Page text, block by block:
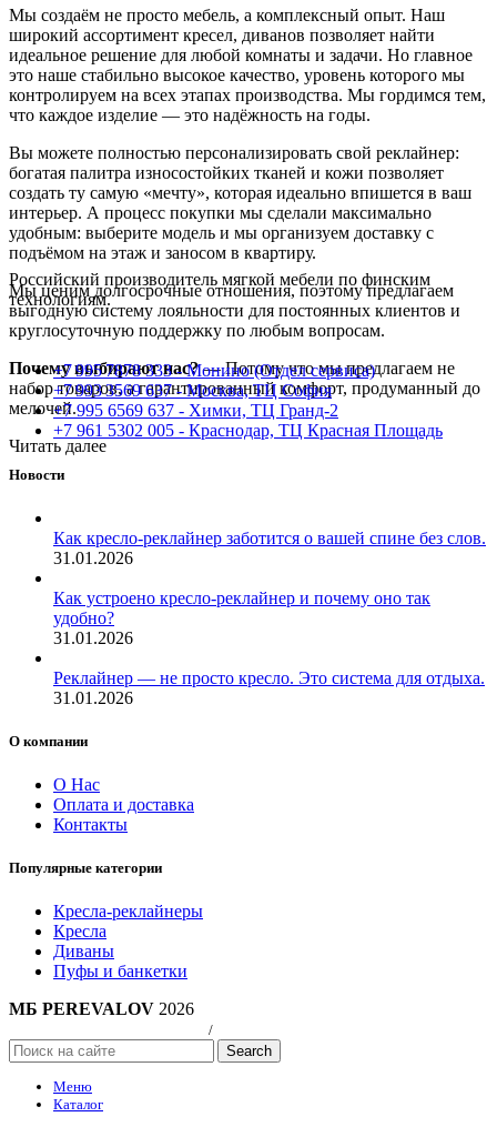
Мы создаём не просто мебель, а комплексный опыт. Наш
широкий ассортимент кресел, диванов позволяет найти
идеальное решение для любой комнаты и задачи. Но главное
это наше стабильно высокое качество, уровень которого мы
контролируем на всех этапах производства. Мы гордимся тем,
что каждое изделие — это надёжность на годы.
Вы можете полностью персонализировать свой реклайнер:
богатая палитра износостойких тканей и кожи позволяет
создать ту самую «мечту», которая идеально впишется в ваш
интерьер. А процесс покупки мы сделали максимально
удобным: выберите модель и мы организуем доставку с
подъёмом на этаж и заносом в квартиру.
Мы ценим долгосрочные отношения, поэтому предлагаем
выгодную систему лояльности для постоянных клиентов и
круглосуточную поддержку по любым вопросам.
Почему выбирают нас?— Потому что мы предлагаем не
набор товаров, а гарантированный комфорт, продуманный до
мелочей.
Читать далее
Российский производитель мягкой мебели по финским
технологиям.
+7 995 7878 333 - Монино (Отдел сервиса)
+7 993 3569 637 - Москва, ТЦ София
+7 995 6569 637 - Химки, ТЦ Гранд-2
+7 961 5302 005 - Краснодар, ТЦ Красная Площадь
Новости
Как кресло-реклайнер заботится о вашей спине без слов.
31.01.2026
Как устроено кресло-реклайнер и почему оно так
удобно?
31.01.2026
Реклайнер — не просто кресло. Это система для отдыха.
31.01.2026
О компании
О Нас
Оплата и доставка
Контакты
Популярные категории
Кресла-реклайнеры
Кресла
Диваны
Пуфы и банкетки
МБ PEREVALOV 2026
/
Search
Меню
Каталог